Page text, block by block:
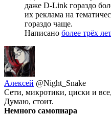
даже D-Link гораздо
их реклама на
гораздо чаще.
Написано более трёх
Алексей @Night_Snake
Сети, микротики, циски и
Думаю, стоит.
Немного самопиара